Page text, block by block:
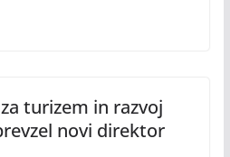
turizem in razvoj
novi direktor